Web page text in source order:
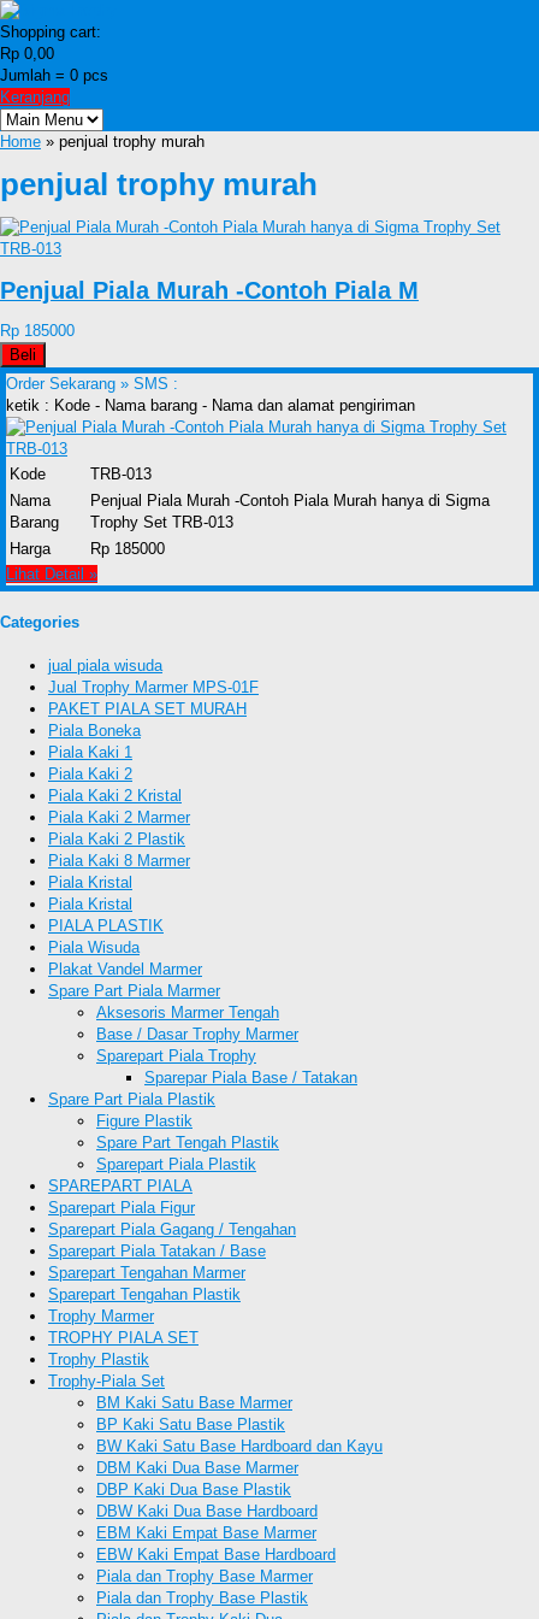
Shopping cart:
Rp 0,00
Jumlah = 0 pcs
Keranjang
Home » penjual trophy murah
penjual trophy murah
Penjual Piala Murah -Contoh Piala M
Rp 185000
Beli
Order Sekarang » SMS :
ketik : Kode - Nama barang - Nama dan alamat pengiriman
Kode
TRB-013
Nama
Barang
Penjual Piala Murah -Contoh Piala Murah hanya di Sigma
Trophy Set TRB-013
Harga
Rp 185000
Lihat Detail »
Categories
jual piala wisuda
Jual Trophy Marmer MPS-01F
PAKET PIALA SET MURAH
Piala Boneka
Piala Kaki 1
Piala Kaki 2
Piala Kaki 2 Kristal
Piala Kaki 2 Marmer
Piala Kaki 2 Plastik
Piala Kaki 8 Marmer
Piala Kristal
Piala Kristal
PIALA PLASTIK
Piala Wisuda
Plakat Vandel Marmer
Spare Part Piala Marmer
Aksesoris Marmer Tengah
Base / Dasar Trophy Marmer
Sparepart Piala Trophy
Sparepar Piala Base / Tatakan
Spare Part Piala Plastik
Figure Plastik
Spare Part Tengah Plastik
Sparepart Piala Plastik
SPAREPART PIALA
Sparepart Piala Figur
Sparepart Piala Gagang / Tengahan
Sparepart Piala Tatakan / Base
Sparepart Tengahan Marmer
Sparepart Tengahan Plastik
Trophy Marmer
TROPHY PIALA SET
Trophy Plastik
Trophy-Piala Set
BM Kaki Satu Base Marmer
BP Kaki Satu Base Plastik
BW Kaki Satu Base Hardboard dan Kayu
DBM Kaki Dua Base Marmer
DBP Kaki Dua Base Plastik
DBW Kaki Dua Base Hardboard
EBM Kaki Empat Base Marmer
EBW Kaki Empat Base Hardboard
Piala dan Trophy Base Marmer
Piala dan Trophy Base Plastik